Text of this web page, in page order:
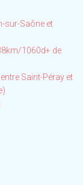
sur-Saône et
1060d+ de
Saint-Péray et